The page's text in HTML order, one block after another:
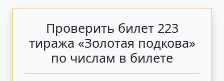
Проверить билет 223
тиража «Золотая подкова»
по числам в билете